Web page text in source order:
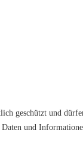
geschützt und
und